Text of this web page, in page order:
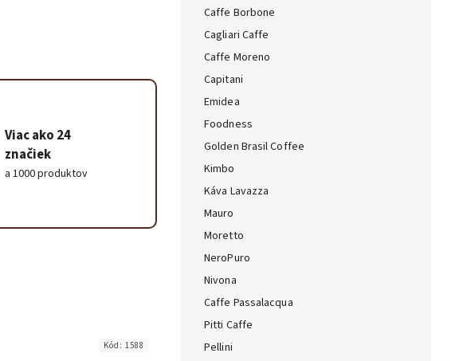
Caffe Borbone
Cagliari Caffe
Caffe Moreno
Capitani
Emidea
Foodness
Golden Brasil Coffee
Kimbo
Káva Lavazza
Mauro
Moretto
NeroPuro
Nivona
Caffe Passalacqua
Pitti Caffe
Pellini
Viac ako 24
značiek
a 1000 produktov
Kód: 1588